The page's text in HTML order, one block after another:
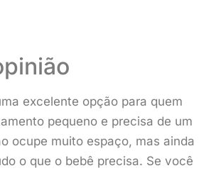
excelente opção para quem
pequeno e precisa de um
ocupe muito espaço, mas ainda
o que o bebê precisa. Se você